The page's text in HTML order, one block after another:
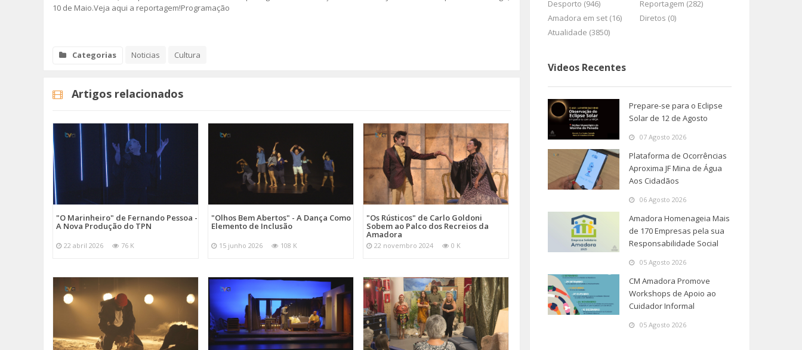
ENCONTROS IMAGINÁRIOS
(RE) PENSAMENTOS
ECOMOVE-TE
HISTÓRIAS DE ABRIL
10 de Maio.Veja aqui a reportagem!Programação
Categorias Noticias Cultura
Artigos relacionados
"O Marinheiro" de Fernando Pessoa -
A Nova Produção do TPN
22 abril 2026 76 K
"Olhos Bem Abertos" - A Dança Como
Elemento de Inclusão
15 junho 2026 108 K
"Os Rústicos" de Carlo Goldoni
Sobem ao Palco dos Recreios da
Amadora
22 novembro 2024 0 K
Desporto (946)
Reportagem (282)
Amadora em set (16)
Diretos (0)
Atualidade (3850)
Videos Recentes
Prepare-se para o Eclipse
Solar de 12 de Agosto
07 Agosto 2026
Plataforma de Ocorrências
Aproxima JF Mina de Água
Aos Cidadãos
06 Agosto 2026
Amadora Homenageia Mais
de 170 Empresas pela sua
Responsabilidade Social
05 Agosto 2026
CM Amadora Promove
Workshops de Apoio ao
Cuidador Informal
05 Agosto 2026